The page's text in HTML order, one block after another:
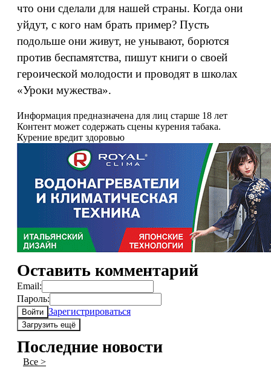
Информация предназначена для лиц старше 18 лет
Контент может содержать сцены курения табака.
Курение вредит здоровью
Оставить комментарий
Email:
Пароль:
Войти Зарегистрироваться
Загрузить ещё
Последние новости
Все >